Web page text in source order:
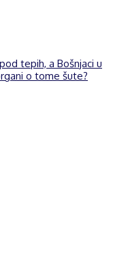
tepih, a Bošnjaci u
o tome šute?